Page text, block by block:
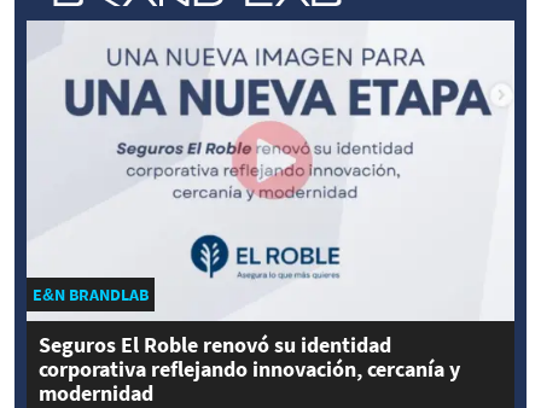
E&N BRANDLAB
Seguros El Roble renovó su identidad
corporativa reflejando innovación, cercanía y
modernidad